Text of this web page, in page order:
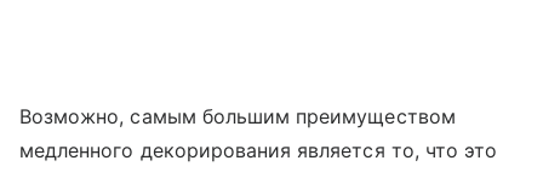
Возможно, самым большим преимуществом
медленного декорирования является то, что это